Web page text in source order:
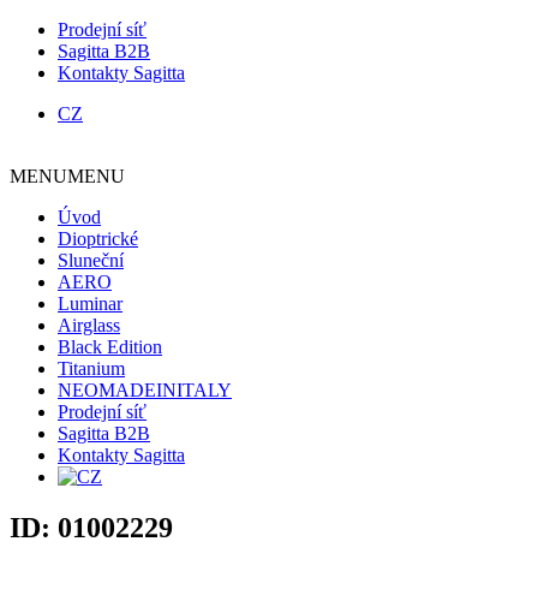
Prodejní síť
Sagitta B2B
Kontakty Sagitta
CZ
MENUMENU
Úvod
Dioptrické
Sluneční
AERO
Luminar
Airglass
Black Edition
Titanium
NEOMADEINITALY
Prodejní síť
Sagitta B2B
Kontakty Sagitta
ID: 01002229